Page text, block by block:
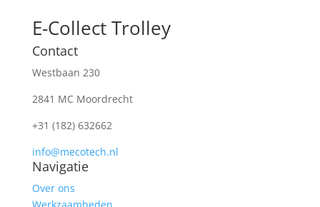
E-Collect Trolley
Contact
Westbaan 230
2841 MC Moordrecht
+31 (182) 632662
info@mecotech.nl
Navigatie
Over ons